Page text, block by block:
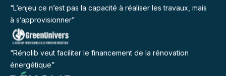
“L’enjeu ce n’est pas la capacité à réaliser les travaux, mais
à s’approvisionner”
“Rénolib veut faciliter le financement de la rénovation
énergétique”